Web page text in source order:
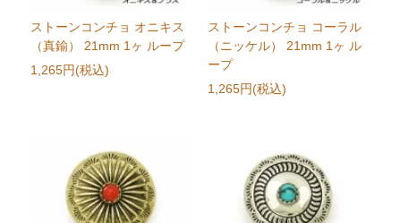
ストーンコンチョ オニキス
（真鍮） 21mm 1ヶ ループ
1,265円(税込)
ストーンコンチョ コーラル
（ニッケル） 21mm 1ヶ ル
ープ
1,265円(税込)